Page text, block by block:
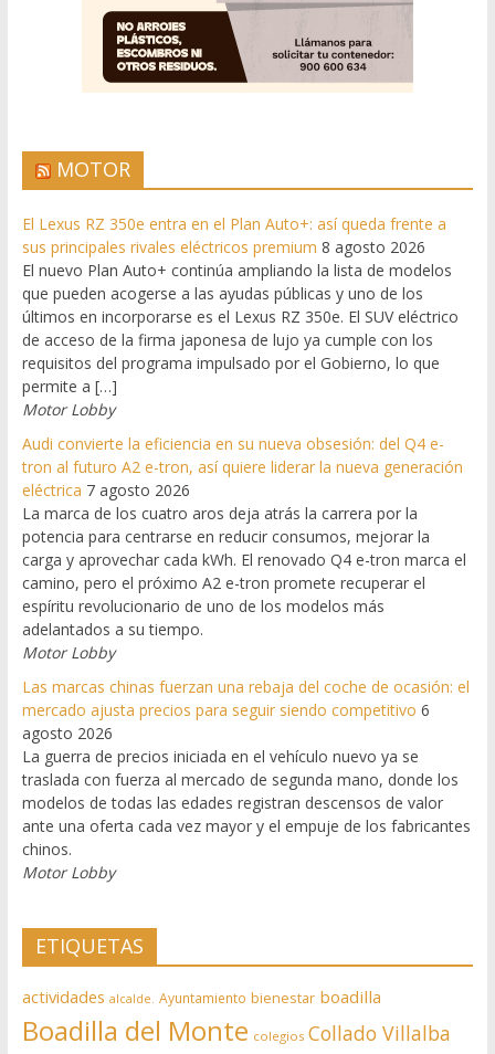
MOTOR
El Lexus RZ 350e entra en el Plan Auto+: así queda frente a
sus principales rivales eléctricos premium 8 agosto 2026
El nuevo Plan Auto+ continúa ampliando la lista de modelos
que pueden acogerse a las ayudas públicas y uno de los
últimos en incorporarse es el Lexus RZ 350e. El SUV eléctrico
de acceso de la firma japonesa de lujo ya cumple con los
requisitos del programa impulsado por el Gobierno, lo que
permite a […]
Motor Lobby
Audi convierte la eficiencia en su nueva obsesión: del Q4 e-
tron al futuro A2 e-tron, así quiere liderar la nueva generación
eléctrica 7 agosto 2026
La marca de los cuatro aros deja atrás la carrera por la
potencia para centrarse en reducir consumos, mejorar la
carga y aprovechar cada kWh. El renovado Q4 e-tron marca el
camino, pero el próximo A2 e-tron promete recuperar el
espíritu revolucionario de uno de los modelos más
adelantados a su tiempo.
Motor Lobby
Las marcas chinas fuerzan una rebaja del coche de ocasión: el
mercado ajusta precios para seguir siendo competitivo 6
agosto 2026
La guerra de precios iniciada en el vehículo nuevo ya se
traslada con fuerza al mercado de segunda mano, donde los
modelos de todas las edades registran descensos de valor
ante una oferta cada vez mayor y el empuje de los fabricantes
chinos.
Motor Lobby
ETIQUETAS
actividades alcalde. Ayuntamiento bienestar boadilla
Boadilla del Monte colegios Collado Villalba